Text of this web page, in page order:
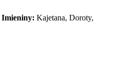
Imieniny: Kajetana, Doroty,